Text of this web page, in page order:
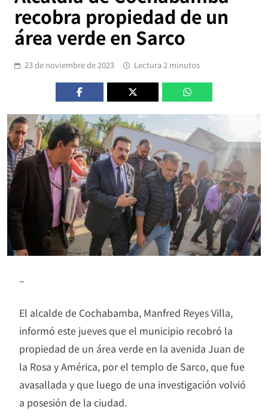
recobra propiedad de un
área verde en Sarco
23 de noviembre de 2023 Lectura 2 minutos
–
El alcalde de Cochabamba, Manfred Reyes Villa,
informó este jueves que el municipio recobró la
propiedad de un área verde en la avenida Juan de
la Rosa y América, por el templo de Sarco, que fue
avasallada y que luego de una investigación volvió
a posesión de la ciudad.